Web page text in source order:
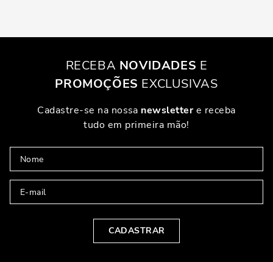
RECEBA NOVIDADES E
PROMOÇÕES EXCLUSIVAS
Cadastre-se na nossa newslettere receba
tudo em primeira mão!
CADASTRAR